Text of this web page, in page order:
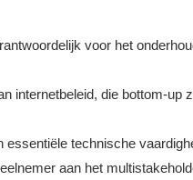
voor het
internetbeleid, die bottom-up
technische
aan het